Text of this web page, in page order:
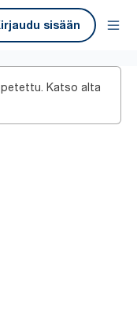
sisään
Katso alta